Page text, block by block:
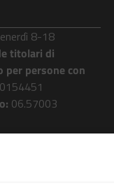
8-18
titolari di
per persone con
06.57003